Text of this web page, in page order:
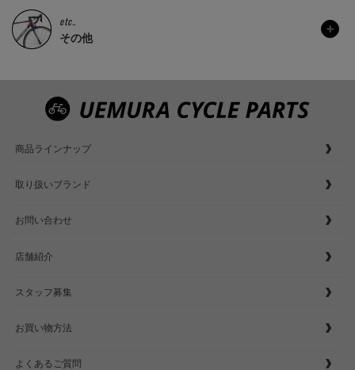
etc..
その他
商品ラインナップ
取り扱いブランド
お問い合わせ
店舗紹介
スタッフ募集
お買い物方法
よくあるご質問